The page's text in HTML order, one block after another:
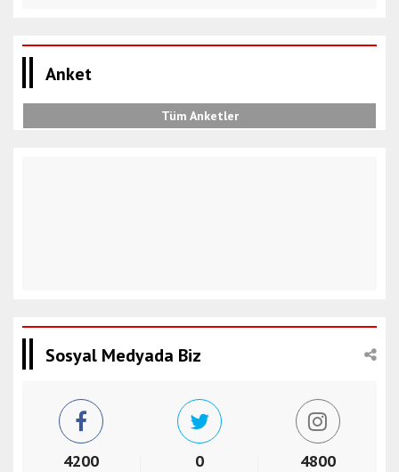
Anket
Tüm Anketler
Sosyal Medyada Biz
4200 0 4800